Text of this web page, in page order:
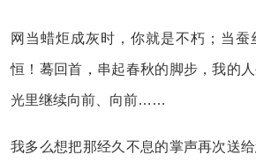
网当蜡炬成灰时，你就是不朽；当蚕
恒！蓦回首，串起春秋的脚步，我的
光里继续向前、向前……
我多么想把那经久不息的掌声再次送